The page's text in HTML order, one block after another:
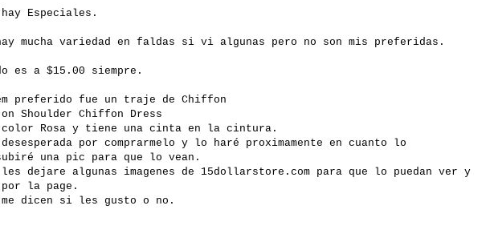
Especiales.
mucha variedad en faldas si vi algunas pero no son mis preferidas.
es a $15.00 siempre.
preferido fue un traje de Chiffon
on Shoulder Chiffon
Dress
color Rosa y tiene una cinta en la cintura.
por comprarmelo y lo haré proximamente en cuanto lo
una pic para que lo vean.
les dejare algunas imagenes de 15dollarstore.com para que lo puedan ver y
por la page .
me dicen si les gusto o no.